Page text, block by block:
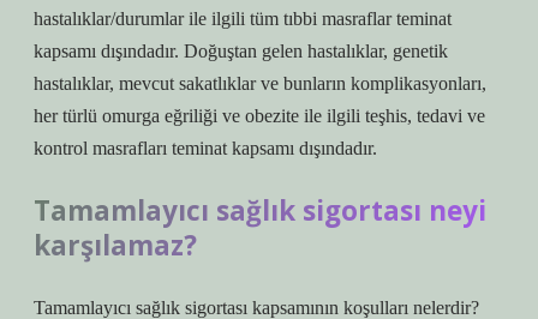
hastalıklar/durumlar ile ilgili tüm tıbbi masraflar teminat
kapsamı dışındadır. Doğuştan gelen hastalıklar, genetik
hastalıklar, mevcut sakatlıklar ve bunların komplikasyonları,
her türlü omurga eğriliği ve obezite ile ilgili teşhis, tedavi ve
kontrol masrafları teminat kapsamı dışındadır.
Tamamlayıcı sağlık sigortası neyi
karşılamaz?
Tamamlayıcı sağlık sigortası kapsamının koşulları nelerdir?